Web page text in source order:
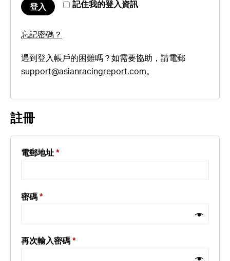
記住我的登入資訊
登入
忘記密碼？
遇到登入帳戶的困難嗎？如需要協助，請電郵
support@asianracingreport.com。
註冊
電郵地址 *
密碼 *
再次輸入密碼 *